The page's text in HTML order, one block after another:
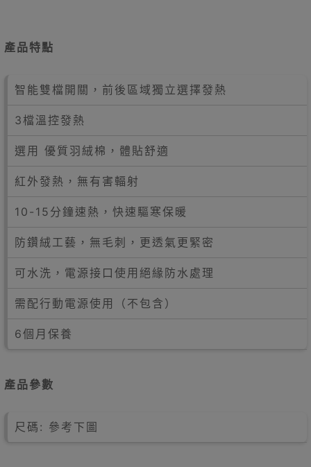
產品特點
智能雙檔開關，前後區域獨立選擇發熱
3檔溫控發熱
選用 優質羽絨棉，體貼舒適
紅外發熱，無有害輻射
10-15分鐘速熱，快速驅寒保暖
防鑽絨工藝，無毛刺，更透氣更緊密
可水洗，電源接口使用絕緣防水處理
需配行動電源使用（不包含）
6個月保養
產品參數
尺碼: 參考下圖